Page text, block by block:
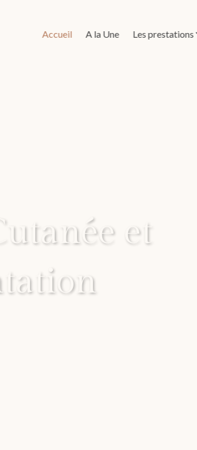
Accueil A la Une Les prestations
et